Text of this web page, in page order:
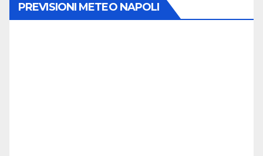
PREVISIONI METEO NAPOLI